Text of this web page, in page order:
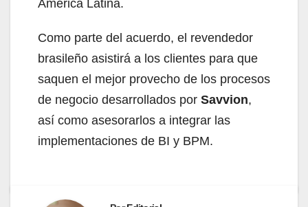
América Latina.
Como parte del acuerdo, el revendedor
brasileño asistirá a los clientes para que
saquen el mejor provecho de los procesos
de negocio desarrollados por Savvion,
así como asesorarlos a integrar las
implementaciones de BI y BPM.